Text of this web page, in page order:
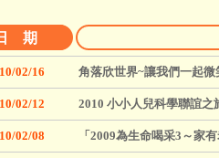
期
02/16 角落欣世界~讓我們一起微
02/12 2010 小小人兒科學聯誼之
02/08 「2009為生命喝采3～家